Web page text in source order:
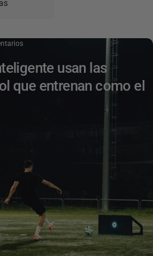
usan las
que entrenan como el